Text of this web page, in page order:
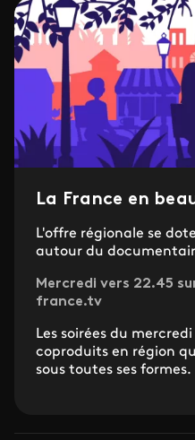
La France en
L'offre régionale se
autour du
Mercredi vers 22.45
france.tv
Les soirées du
coproduits en région
sous toutes ses formes.